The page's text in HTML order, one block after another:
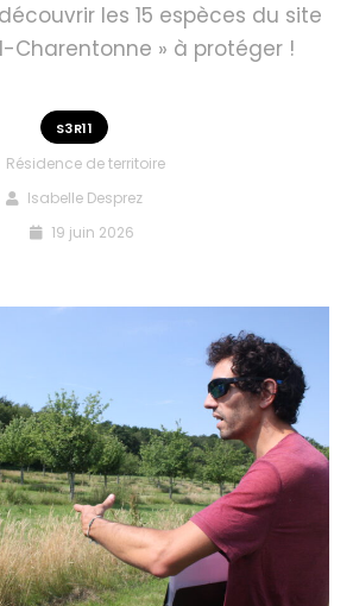
les 15 espèces du site
Charentonne » à protéger !
S3R11
Résidence de territoire
Isabelle Desprez
19 juin 2026